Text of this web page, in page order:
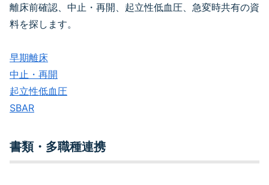
離床前確認、中止・再開、起立性低血圧、急変時共有の資
料を探します。
早期離床
中止・再開
起立性低血圧
SBAR
書類・多職種連携